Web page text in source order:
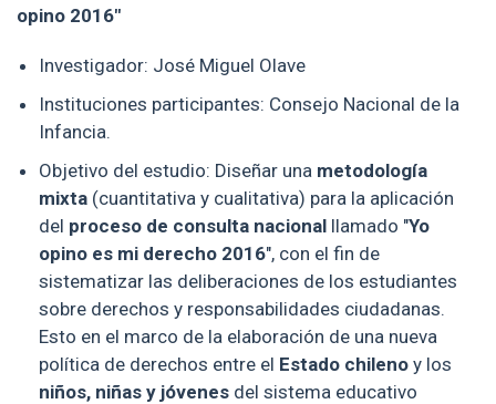
opino 2016"
Investigador: José Miguel Olave
Instituciones participantes: Consejo Nacional de la
Infancia.
Objetivo del estudio: Diseñar una metodología
mixta (cuantitativa y cualitativa) para la aplicación
del proceso de consulta nacional llamado "Yo
opino es mi derecho 2016", con el fin de
sistematizar las deliberaciones de los estudiantes
sobre derechos y responsabilidades ciudadanas.
Esto en el marco de la elaboración de una nueva
política de derechos entre el Estado chileno y los
niños, niñas y jóvenes del sistema educativo